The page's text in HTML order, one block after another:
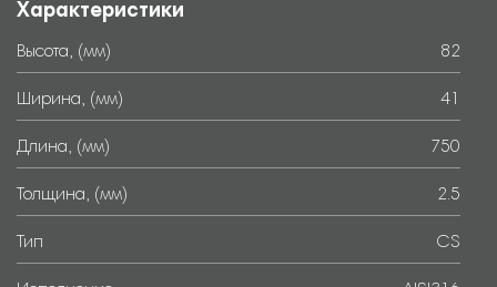
Характеристики
Высота, (мм) 82
Ширина, (мм) 41
Длина, (мм) 750
Толщина, (мм) 2.5
Тип CS